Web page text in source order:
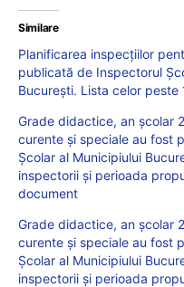
Similare
Planificarea inspecțiilor
publicată de Inspectorul
București. Lista celor
Grade didactice, an școlar
curente și speciale au fost
Școlar al Municipiului
inspectorii și perioada
document
Grade didactice, an școlar
curente și speciale au fost
Școlar al Municipiului
inspectorii și perioada